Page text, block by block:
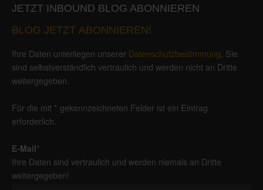
JETZT INBOUND BLOG ABONNIEREN
BLOG JETZT ABONNIEREN!
Ihre Daten unterliegen unserer Datenschutzbestimmung . Sie
sind selbstverständlich vertraulich und werden nicht an Dritte
weitergegeben.
Für die mit * gekennzeichneten Felder ist ein Eintrag
erforderlich.
E-Mail*
Ihre Daten sind vertraulich und werden niemals an Dritte
weitergegeben!